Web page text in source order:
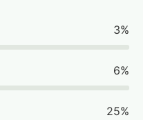
3%
6%
25%